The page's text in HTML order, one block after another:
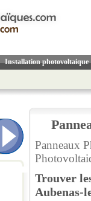
Installation photovoltaique
Panneaux
Trouver
Aubenas-